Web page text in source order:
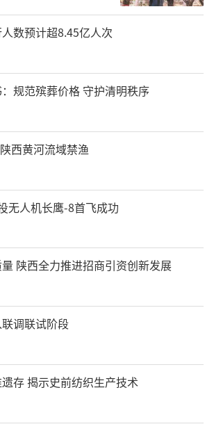
数预计超8.45亿人次
规范殡葬价格 守护清明秩序
西黄河流域禁渔
无人机长鹰-8首飞成功
陕西全力推进招商引资创新发展
调联试阶段
存 揭示史前纺织生产技术